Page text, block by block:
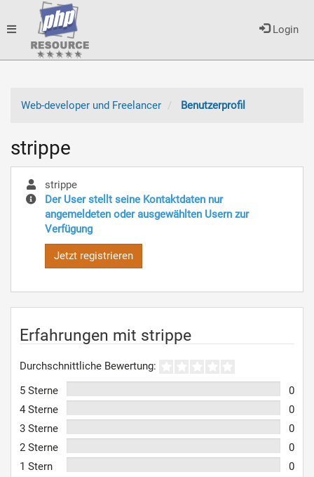
Login
Toggle
Web-developer und Freelancer
Benutzerprofil
strippe
strippe
Der User stellt seine Kontaktdaten nur
angemeldeten oder ausgewählten Usern zur
Verfügung
Jetzt registrieren
Erfahrungen mit strippe
Durchschnittliche Bewertung:
5 Sterne
0
4 Sterne
0
3 Sterne
0
2 Sterne
0
1 Stern
0